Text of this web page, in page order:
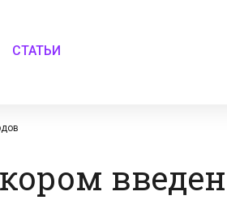
СТАТЬИ